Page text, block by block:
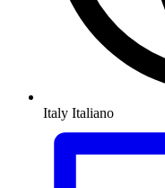
Italy Italiano